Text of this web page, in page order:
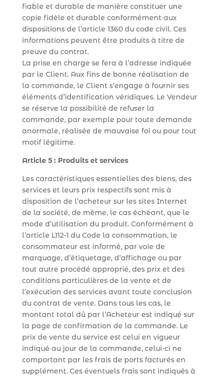
fiable et durable de manière constituer une
copie fidèle et durable conformément aux
dispositions de l’article 1360 du code civil. Ces
informations peuvent être produits à titre de
preuve du contrat.
La prise en charge se fera à l’adresse indiquée
par le Client. Aux fins de bonne réalisation de
la commande, le Client s’engage à fournir ses
éléments d’identification véridiques. Le Vendeur
se réserve la possibilité de refuser la
commande, par exemple pour toute demande
anormale, réalisée de mauvaise foi ou pour tout
motif légitime.
Article 5 : Produits et services
Les caractéristiques essentielles des biens, des
services et leurs prix respectifs sont mis à
disposition de l’acheteur sur les sites Internet
de la société, de même, le cas échéant, que le
mode d’utilisation du produit. Conformément à
l’article L112-1 du Code la consommation, le
consommateur est informé, par voie de
marquage, d’étiquetage, d’affichage ou par
tout autre procédé approprié, des prix et des
conditions particulières de la vente et de
l’exécution des services avant toute conclusion
du contrat de vente. Dans tous les cas, le
montant total dû par l’Acheteur est indiqué sur
la page de confirmation de la commande. Le
prix de vente du service est celui en vigueur
indiqué au jour de la commande, celui-ci ne
comportant par les frais de ports facturés en
supplément. Ces éventuels frais sont indiqués à